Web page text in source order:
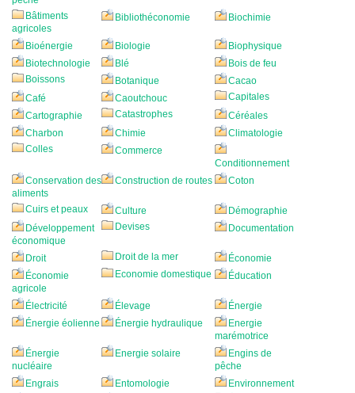
Bâtiments
agricoles
Bibliothéconomie Biochimie
Bioénergie Biologie
Biophysique
Biotechnologie
Blé
Bois de feu
Boissons
Botanique
Cacao
Café
Caoutchouc
Capitales
Cartographie
Catastrophes
Céréales
Charbon
Chimie
Climatologie
Colles
Commerce
Conditionnement
Conservation des
aliments
Construction de routes Coton
Cuirs et peaux Culture
Démographie
Développement
économique
Devises Documentation
Droit Droit de la mer
Économie
Économie
agricole
Economie domestique Éducation
Électricité Élevage
Énergie
Énergie éolienne
Énergie hydraulique
Energie
marémotrice
Énergie
nucléaire
Energie solaire
Engins de
pêche
Engrais
Entomologie
Environnement